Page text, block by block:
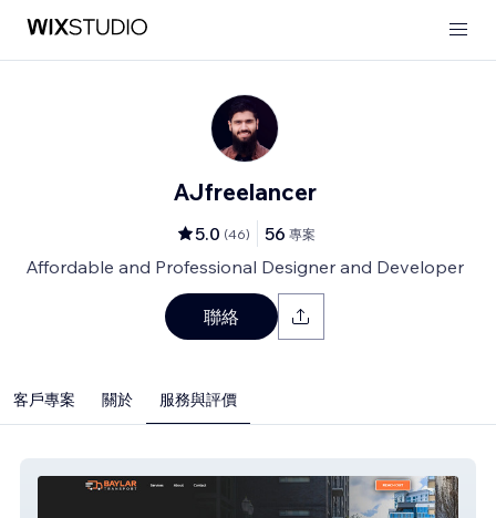
AJfreelancer
5.0 (46) 56 專案
Affordable and Professional Designer and Developer
聯絡
客戶專案 關於 服務與評價